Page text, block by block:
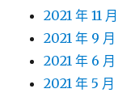
2021 年 11 月
2021 年 9 月
2021 年 6 月
2021 年 5 月